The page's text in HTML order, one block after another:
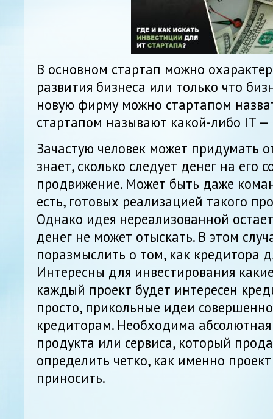
В основном стартап можно
развития бизнеса или только что
новую фирму можно стартапом
стартапом называют какой-либо IT —
Зачастую человек может придумать
знает, сколько следует денег на его
продвижение. Может быть даже
есть, готовых реализацией такого
Однако идея нереализованной
денег не может отыскать. В этом
поразмыслить о том, как кредитора
Интересны для инвестирования
каждый проект будет интересен
просто, прикольные идеи
кредиторам. Необходима абсолютная
продукта или сервиса, который
определить четко, как именно
приносить.